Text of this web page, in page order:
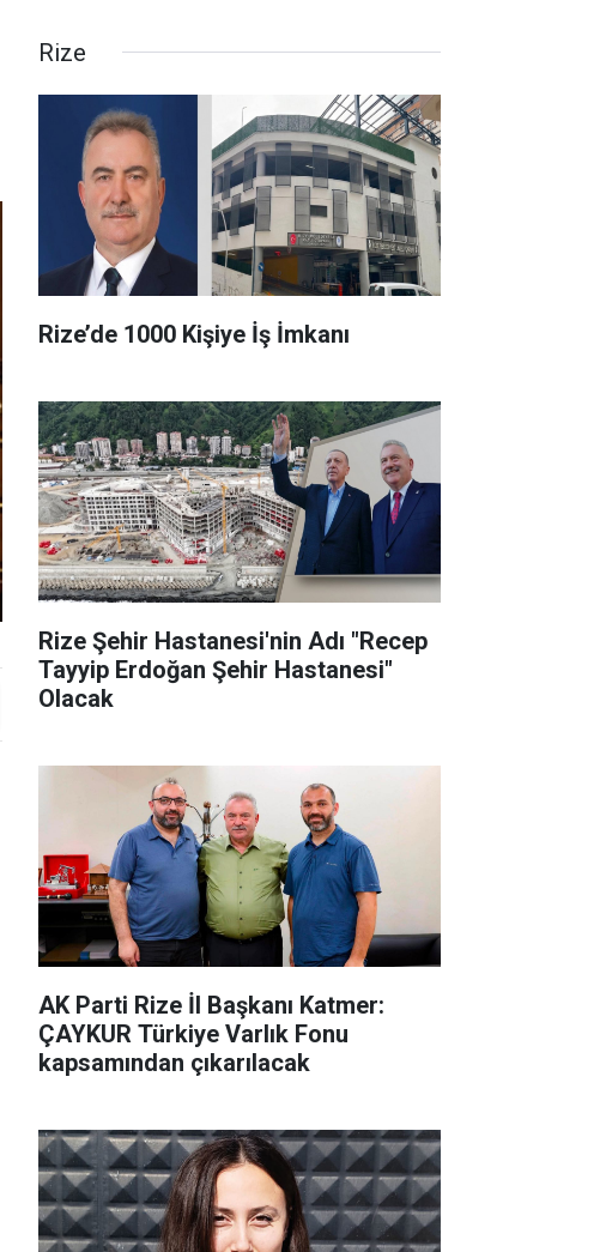
Rize
Rize’de 1000 Kişiye İş İmkanı
Rize Şehir Hastanesi'nin Adı "Recep
Tayyip Erdoğan Şehir Hastanesi"
Olacak
AK Parti Rize İl Başkanı Katmer:
ÇAYKUR Türkiye Varlık Fonu
kapsamından çıkarılacak